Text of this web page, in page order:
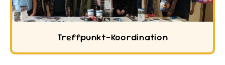
Treffpunkt-Koordination